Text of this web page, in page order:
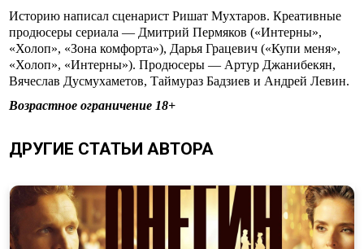
Историю написал сценарист Ришат Мухтаров. Креативные
продюсеры сериала — Дмитрий Пермяков («Интерны»,
«Холоп», «Зона комфорта»), Дарья Грацевич («Купи меня»,
«Холоп», «Интерны»). Продюсеры — Артур Джанибекян,
Вячеслав Дусмухаметов, Таймураз Бадзиев и Андрей Левин.
Возрастное ограничение 18+
ДРУГИЕ СТАТЬИ АВТОРА